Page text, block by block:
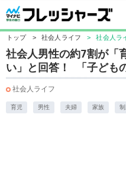
トップ > 社会人ライフ > 社会人ラ
社会人男性の約7割が「
い」と回答！ 「子ども
社会人ライフ
育児 男性 夫婦 家族